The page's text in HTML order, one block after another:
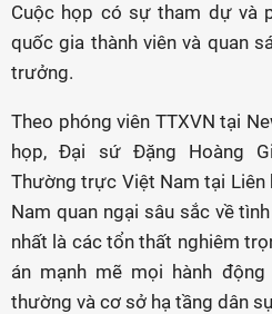
Cuộc họp có sự tham dự và
quốc gia thành viên và quan
trưởng.
Theo phóng viên TTXVN tại
họp, Đại sứ Đặng Hoàng
Thường trực Việt Nam tại Liên
Nam quan ngại sâu sắc về
nhất là các tổn thất nghiêm
án mạnh mẽ mọi hành
thường và cơ sở hạ tầng dân